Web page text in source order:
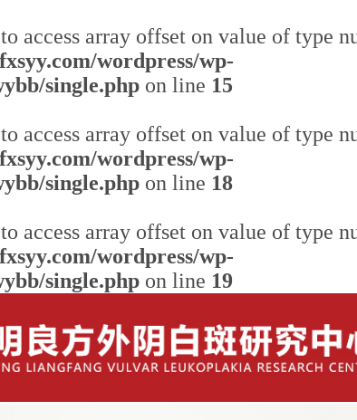
access array offset on value of type
wordpress/wp-
single.php on line 15
access array offset on value of type
wordpress/wp-
single.php on line 18
access array offset on value of type
wordpress/wp-
single.php on line 19